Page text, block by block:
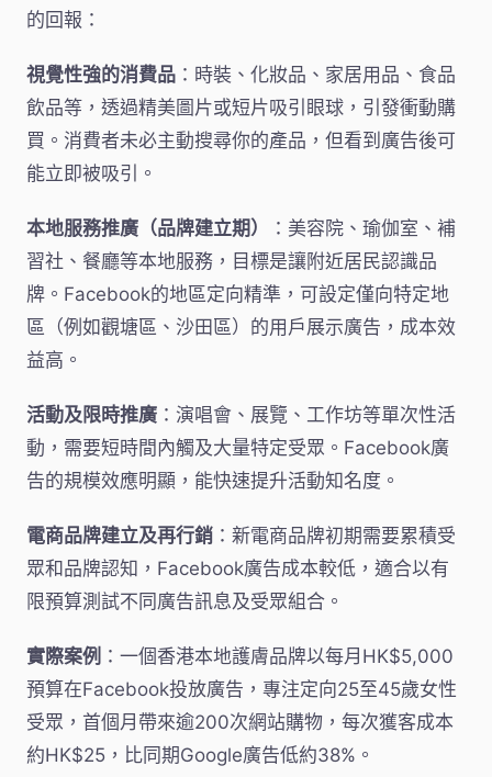
的回報：
視覺性強的消費品 ：時裝、化妝品、家居用品、食品
飲品等，透過精美圖片或短片吸引眼球，引發衝動購
買。消費者未必主動搜尋你的產品，但看到廣告後可
能立即被吸引。
本地服務推廣（品牌建立期）
：美容院、瑜伽室、補
習社、餐廳等本地服務，目標是讓附近居民認識品
牌。Facebook的地區定向精準，可設定僅向特定地
區（例如觀塘區、沙田區）的用戶展示廣告，成本效
益高。
活動及限時推廣 ：演唱會、展覽、工作坊等單次性活
動，需要短時間內觸及大量特定受眾。Facebook廣
告的規模效應明顯，能快速提升活動知名度。
電商品牌建立及再行銷 ：新電商品牌初期需要累積受
眾和品牌認知，Facebook廣告成本較低，適合以有
限預算測試不同廣告訊息及受眾組合。
實際案例 ：一個香港本地護膚品牌以每月HK$5,000
預算在Facebook投放廣告，專注定向25至45歲女性
受眾，首個月帶來逾200次網站購物，每次獲客成本
約HK$25，比同期Google廣告低約38%。